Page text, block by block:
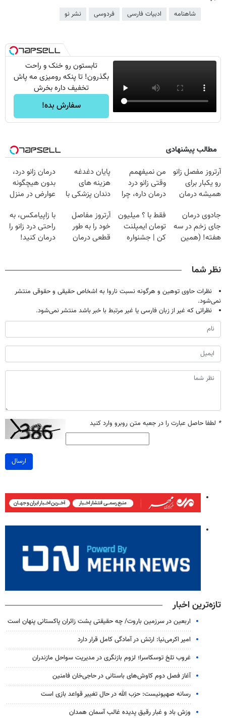
شاهنامه ادبیات فارسی فردوسی نشر نو
تابستون رو خنک و راحت
بگذرون! تا پنکه رومیزی مه پاش
تخفیف داره بخرش
سفارش بده!
مطالب پیشنهادی
آرتروز مفصل زانو
رو یکبار برای
همیشه درمان
◗پرسش‌نامه◖
من نمیفهمم
وقتی زانو درد
درمان داره، چرا
تحمل میکنی؟❗
پایان دغدغه
هزینه های
دندان پزشکی با
خانگی
درمان زانو درد،
بدون هیچگونه
عوارض در منزل
جادوی درمان
جای زخم در سه
هفته! (همین
فقط با ؟ میلیون
تومان ایمپلنت
کن | جشنواره
آرتروز مفاصل
خود را به طور
قطعی درمان
با زاپیامکس، به
راحتی درد زانو را
درمان کنید!
نظر شما
نظرات حاوی توهین و هرگونه نسبت ناروا به اشخاص حقیقی و حقوقی منتشر
نمی‌شود.
نظراتی که غیر از زبان فارسی یا غیر مرتبط با خبر باشد منتشر نمی‌شود.
* لطفا حاصل عبارت را در جعبه متن روبرو وارد کنید
ارسال
تازه‌ترین اخبار
اربعین در سرزمین باروت/ چه حقیقتی پشت زائران پاکستانی پنهان است
امیر اکرمی‌نیا: ارتش در آمادگی کامل قرار دارد
غروب تلخ توسکاسرا؛ لزوم بازنگری در مدیریت سواحل مازندران
آغاز فصل دوم کاوش‌های باستانی در حاجی‌خان فامنین
رسانه صهیونیست: حزب الله در حال تغییر قواعد بازی است
وزش باد و غبار رقیق پدیده غالب آسمان همدان